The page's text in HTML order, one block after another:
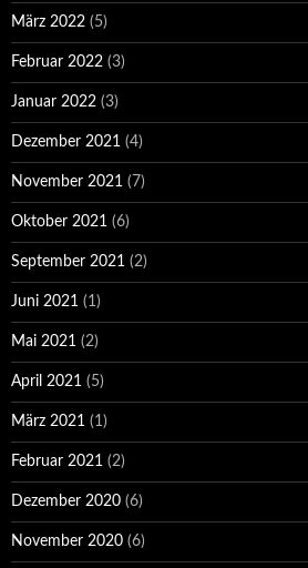
März 2022 (5)
Februar 2022 (3)
Januar 2022 (3)
Dezember 2021 (4)
November 2021 (7)
Oktober 2021 (6)
September 2021 (2)
Juni 2021 (1)
Mai 2021 (2)
April 2021 (5)
März 2021 (1)
Februar 2021 (2)
Dezember 2020 (6)
November 2020 (6)